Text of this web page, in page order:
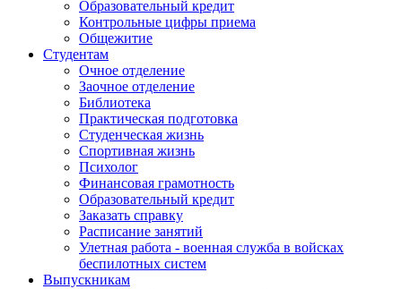
Образовательный кредит
Контрольные цифры приема
Общежитие
Студентам
Очное отделение
Заочное отделение
Библиотека
Практическая подготовка
Студенческая жизнь
Спортивная жизнь
Психолог
Финансовая грамотность
Образовательный кредит
Заказать справку
Расписание занятий
Улетная работа - военная служба в войсках
беспилотных систем
Выпускникам